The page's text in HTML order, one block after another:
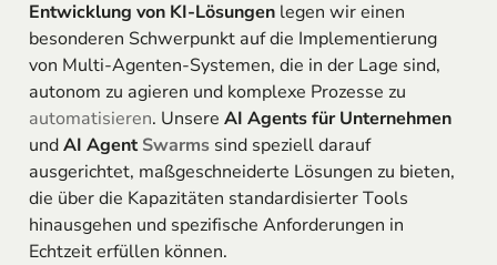
Entwicklung von KI-Lösungenlegen wir einen
besonderen Schwerpunkt auf die Implementierung
von Multi-Agenten-Systemen, die in der Lage sind,
autonom zu agieren und komplexe Prozesse zu
automatisieren. Unsere AI Agents für Unternehmen
undAI AgentSwarmssind speziell darauf
ausgerichtet, maßgeschneiderte Lösungen zu bieten,
die über die Kapazitäten standardisierter Tools
hinausgehen und spezifische Anforderungen in
Echtzeit erfüllen können.